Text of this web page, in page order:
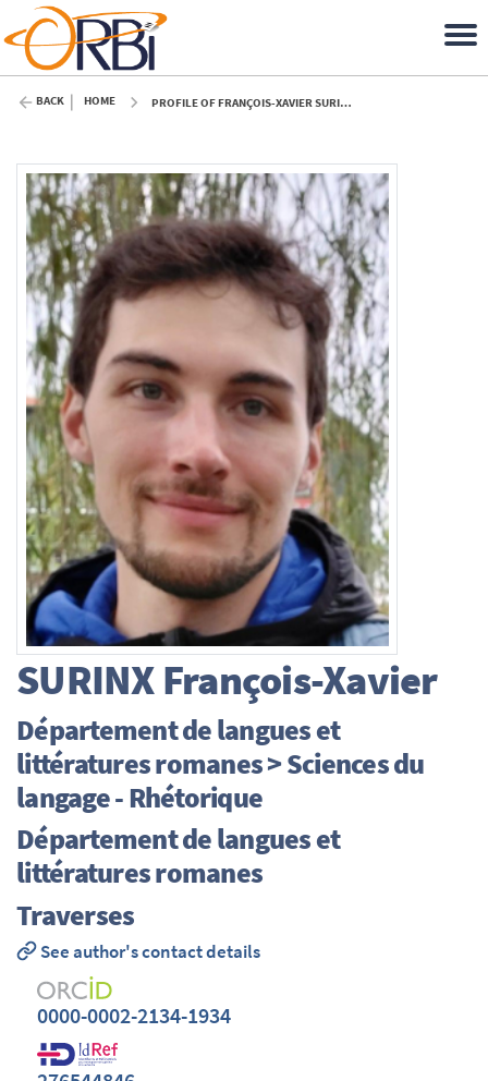
BACK HOME PROFILE OF FRANÇOIS-XAVIER SURINX (ULIÈGE)
SURINXFrançois-Xavier
Département de langues et
littératures romanes > Sciences du
langage - Rhétorique
Département de langues et
littératures romanes
Traverses
See author's contact details
0000-0002-2134-1934